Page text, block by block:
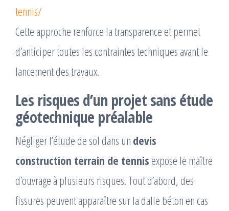
tennis/
Cette approche renforce la transparence et permet
d’anticiper toutes les contraintes techniques avant le
lancement des travaux.
Les risques d’un projet sans étude
géotechnique préalable
Négliger l’étude de sol dans un devis
construction terrain de tennis expose le maître
d’ouvrage à plusieurs risques. Tout d’abord, des
fissures peuvent apparaître sur la dalle béton en cas